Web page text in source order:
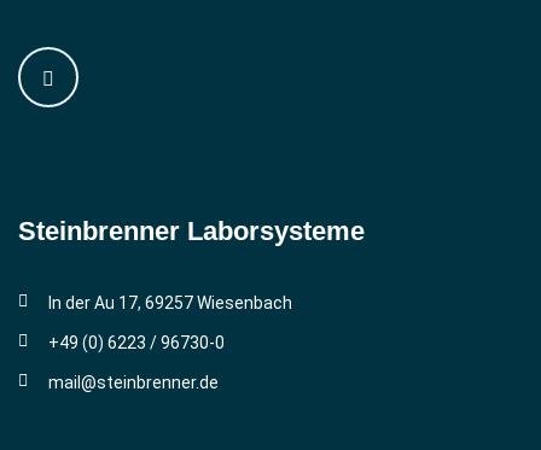
Steinbrenner ­Laborsysteme
In der Au 17, 69257 Wiesenbach
+49 (0) 6223 / 96730-0
mail@steinbrenner.de